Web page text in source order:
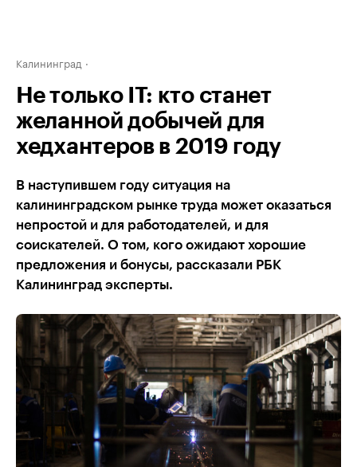
Калининград
Не только IT: кто станет
желанной добычей для
хедхантеров в 2019 году
В наступившем году ситуация на
калининградском рынке труда может оказаться
непростой и для работодателей, и для
соискателей. О том, кого ожидают хорошие
предложения и бонусы, рассказали РБК
Калининград эксперты.